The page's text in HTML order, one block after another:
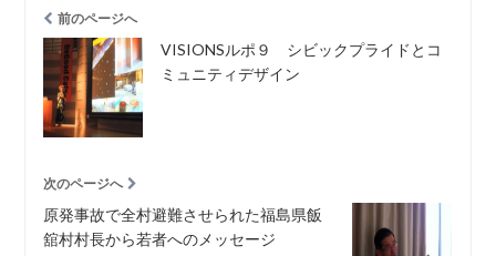
前のページへ
VISIONSルポ９ シビックプライドとコ
ミュニティデザイン
次のページへ
原発事故で全村避難させられた福島県飯
舘村村長から若者へのメッセージ